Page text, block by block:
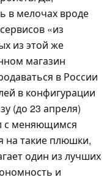
в мелочах вроде
«из
из этой же
магазин
в России
в конфигурации
(до 23 апреля)
с меняющимся
на такие плюшки,
один из лучших
и